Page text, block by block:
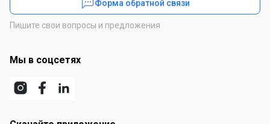
Форма обратной связи
Пишите свои вопросы и предложения
Мы в соцсетях